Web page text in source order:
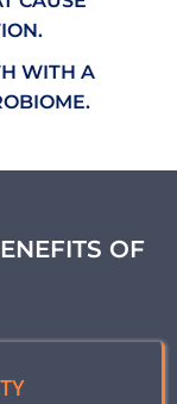
WITH A
OF